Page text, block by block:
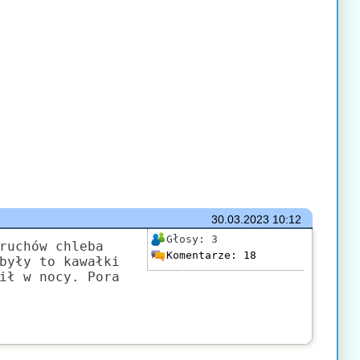
30.03.2023 10:12
Głosy: 3
Komentarze: 18
chleba
to kawałki
w nocy. Pora